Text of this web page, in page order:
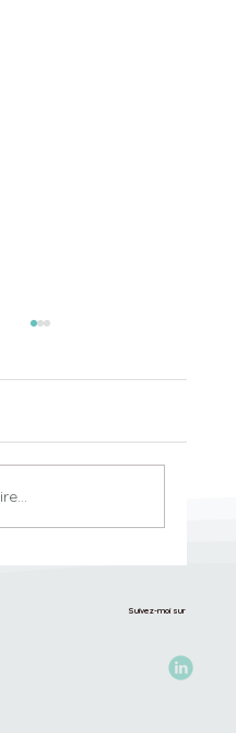
ne suffit pas
Suivez-moi sur